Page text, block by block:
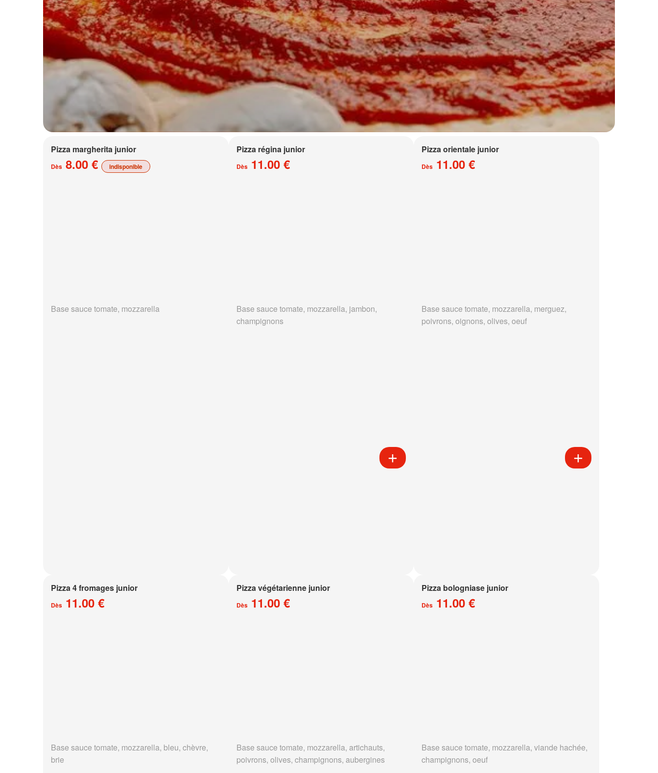
Pizza margherita junior
Dès 8.00 € indisponible
Base sauce tomate, mozzarella
Pizza régina junior
Dès11.00 €
Base sauce tomate, mozzarella, jambon,
champignons
Pizza orientale junior
Dès 11.00 €
Base sauce tomate, mozzarella, merguez,
poivrons, oignons, olives, oeuf
Pizza 4 fromages junior
Dès 11.00 €
Base sauce tomate, mozzarella, bleu, chèvre,
brie
Pizza végétarienne junior
Dès11.00 €
Base sauce tomate, mozzarella, artichauts,
poivrons, olives, champignons, aubergines
Pizza bologniase junior
Dès 11.00 €
Base sauce tomate, mozzarella, viande hachée,
champignons, oeuf